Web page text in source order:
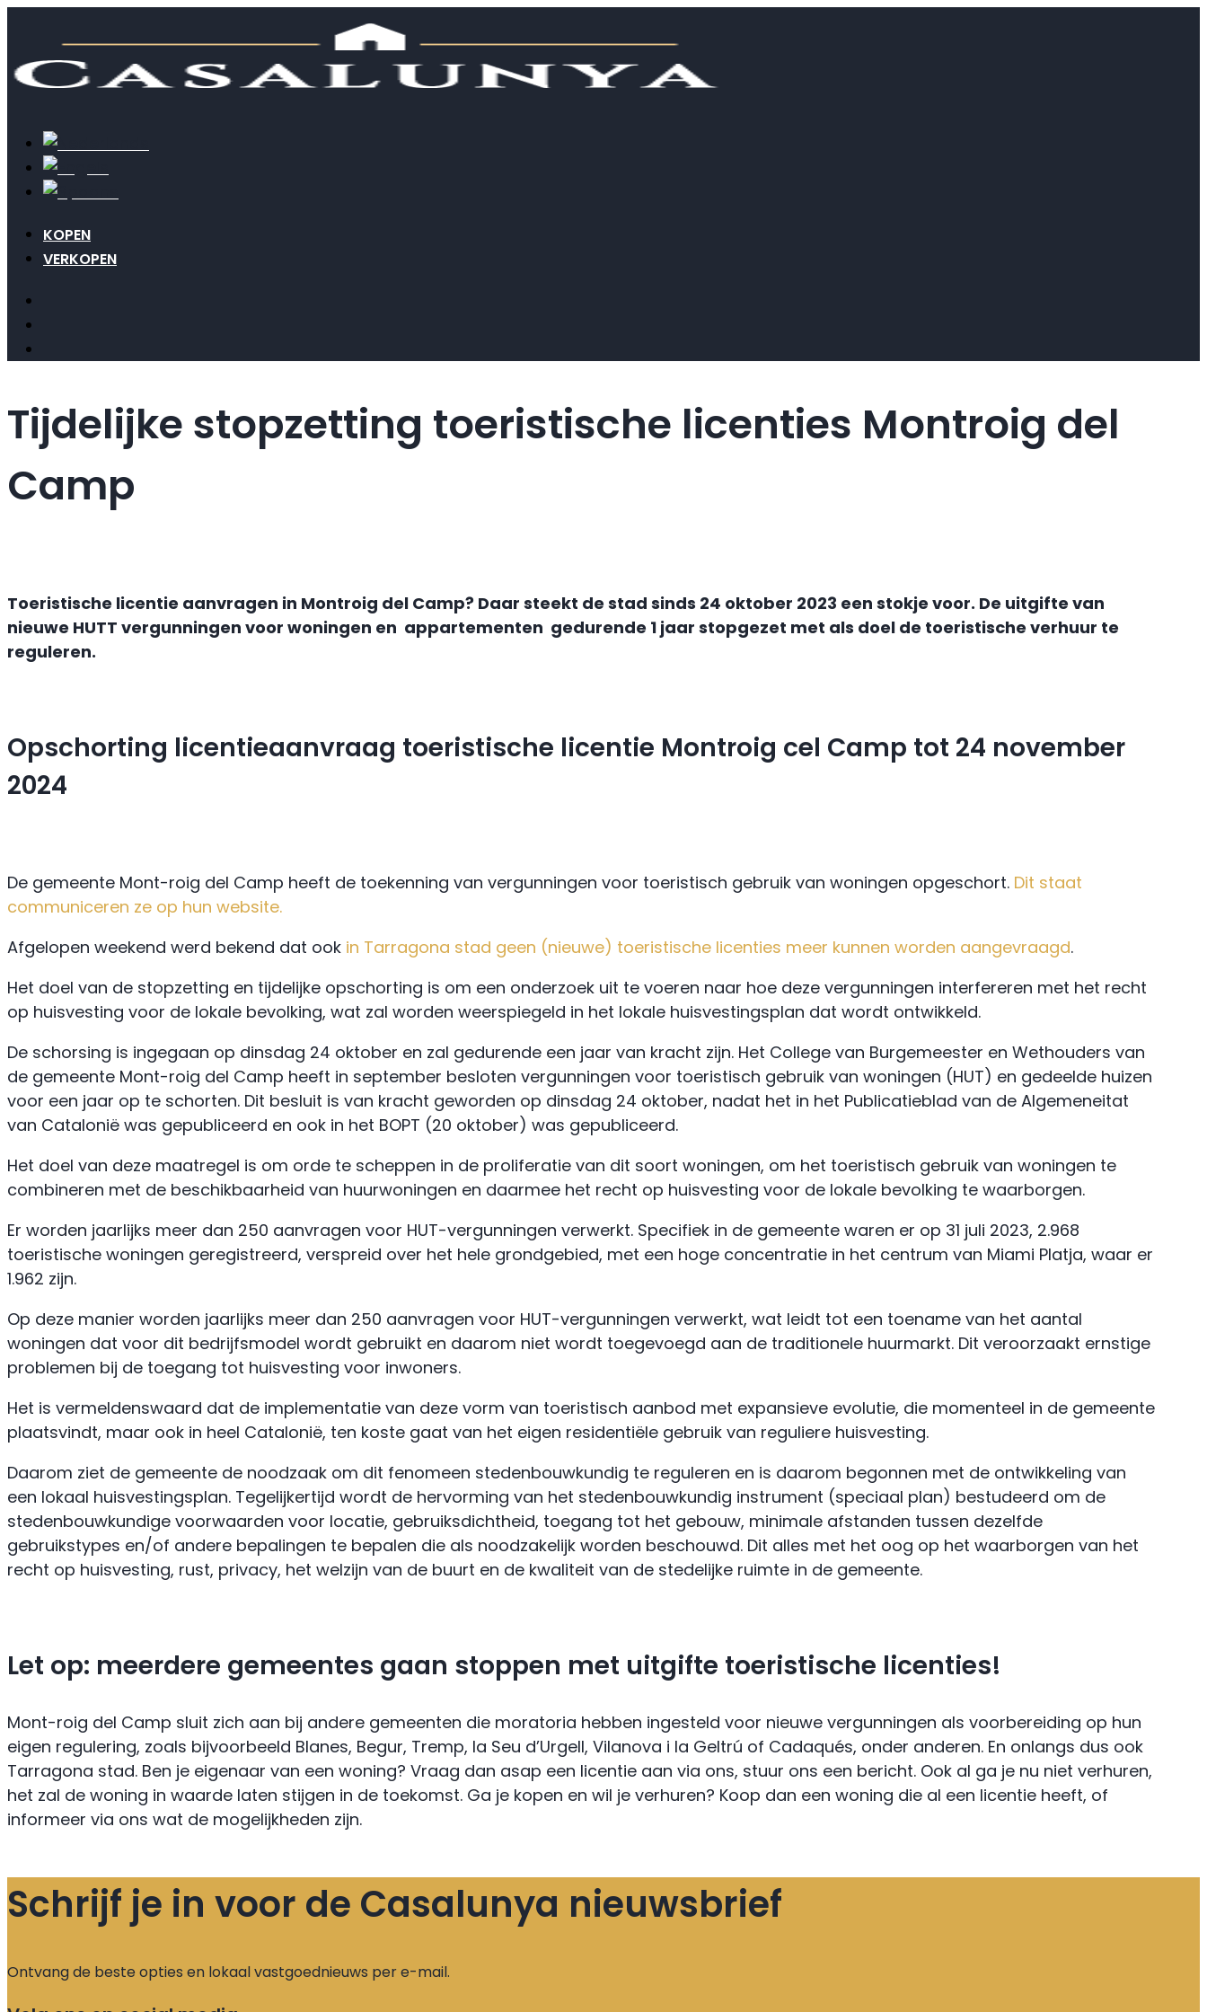
KOPEN
VERKOPEN
Tijdelijke stopzetting toeristische licenties Montroig del
Camp
Toeristische licentie aanvragen in Montroig del Camp? Daar steekt de stad sinds 24 oktober 2023 een stokje voor. De uitgifte van
nieuwe HUTT vergunningen voor woningen en appartementen gedurende 1 jaar stopgezet met als doel de toeristische verhuur te
reguleren.
Opschorting licentieaanvraag toeristische licentie Montroig cel Camp tot 24 november
2024
De gemeente Mont-roig del Camp heeft de toekenning van vergunningen voor toeristisch gebruik van woningen opgeschort. Dit staat
communiceren ze op hun website.
Afgelopen weekend werd bekend dat ook in Tarragona stad geen (nieuwe) toeristische licenties meer kunnen worden aangevraagd.
Het doel van de stopzetting en tijdelijke opschorting is om een onderzoek uit te voeren naar hoe deze vergunningen interfereren met het recht
op huisvesting voor de lokale bevolking, wat zal worden weerspiegeld in het lokale huisvestingsplan dat wordt ontwikkeld.
De schorsing is ingegaan op dinsdag 24 oktober en zal gedurende een jaar van kracht zijn. Het College van Burgemeester en Wethouders van
de gemeente Mont-roig del Camp heeft in september besloten vergunningen voor toeristisch gebruik van woningen (HUT) en gedeelde huizen
voor een jaar op te schorten. Dit besluit is van kracht geworden op dinsdag 24 oktober, nadat het in het Publicatieblad van de Algemeneitat
van Catalonië was gepubliceerd en ook in het BOPT (20 oktober) was gepubliceerd.
Het doel van deze maatregel is om orde te scheppen in de proliferatie van dit soort woningen, om het toeristisch gebruik van woningen te
combineren met de beschikbaarheid van huurwoningen en daarmee het recht op huisvesting voor de lokale bevolking te waarborgen.
Er worden jaarlijks meer dan 250 aanvragen voor HUT-vergunningen verwerkt. Specifiek in de gemeente waren er op 31 juli 2023, 2.968
toeristische woningen geregistreerd, verspreid over het hele grondgebied, met een hoge concentratie in het centrum van Miami Platja, waar er
1.962 zijn.
Op deze manier worden jaarlijks meer dan 250 aanvragen voor HUT-vergunningen verwerkt, wat leidt tot een toename van het aantal
woningen dat voor dit bedrijfsmodel wordt gebruikt en daarom niet wordt toegevoegd aan de traditionele huurmarkt. Dit veroorzaakt ernstige
problemen bij de toegang tot huisvesting voor inwoners.
Het is vermeldenswaard dat de implementatie van deze vorm van toeristisch aanbod met expansieve evolutie, die momenteel in de gemeente
plaatsvindt, maar ook in heel Catalonië, ten koste gaat van het eigen residentiële gebruik van reguliere huisvesting.
Daarom ziet de gemeente de noodzaak om dit fenomeen stedenbouwkundig te reguleren en is daarom begonnen met de ontwikkeling van
een lokaal huisvestingsplan. Tegelijkertijd wordt de hervorming van het stedenbouwkundig instrument (speciaal plan) bestudeerd om de
stedenbouwkundige voorwaarden voor locatie, gebruiksdichtheid, toegang tot het gebouw, minimale afstanden tussen dezelfde
gebruikstypes en/of andere bepalingen te bepalen die als noodzakelijk worden beschouwd. Dit alles met het oog op het waarborgen van het
recht op huisvesting, rust, privacy, het welzijn van de buurt en de kwaliteit van de stedelijke ruimte in de gemeente.
Let op: meerdere gemeentes gaan stoppen met uitgifte toeristische licenties!
Mont-roig del Camp sluit zich aan bij andere gemeenten die moratoria hebben ingesteld voor nieuwe vergunningen als voorbereiding op hun
eigen regulering, zoals bijvoorbeeld Blanes, Begur, Tremp, la Seu d’Urgell, Vilanova i la Geltrú of Cadaqués, onder anderen. En onlangs dus ook
Tarragona stad. Ben je eigenaar van een woning? Vraag dan asap een licentie aan via ons, stuur ons een bericht. Ook al ga je nu niet verhuren,
het zal de woning in waarde laten stijgen in de toekomst. Ga je kopen en wil je verhuren? Koop dan een woning die al een licentie heeft, of
informeer via ons wat de mogelijkheden zijn.
Schrijf je in voor de Casalunya nieuwsbrief
Ontvang de beste opties en lokaal vastgoednieuws per e-mail.